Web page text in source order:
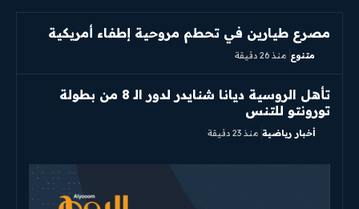
مصرع طيارين في تحطم مروحية إطفاء أمريكية
متنوع منذ 26 دقيقة
تأهل الروسية ديانا شنايدر لدور الـ 8 من بطولة
تورونتو للتنس
أخبار رياضية منذ 23 دقيقة